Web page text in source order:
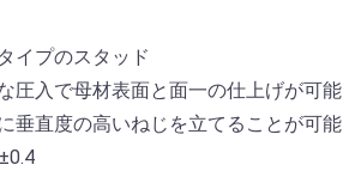
イプのスタッド
圧入で母材表面と面一の仕上げが可能
垂直度の高いねじを立てることが可能